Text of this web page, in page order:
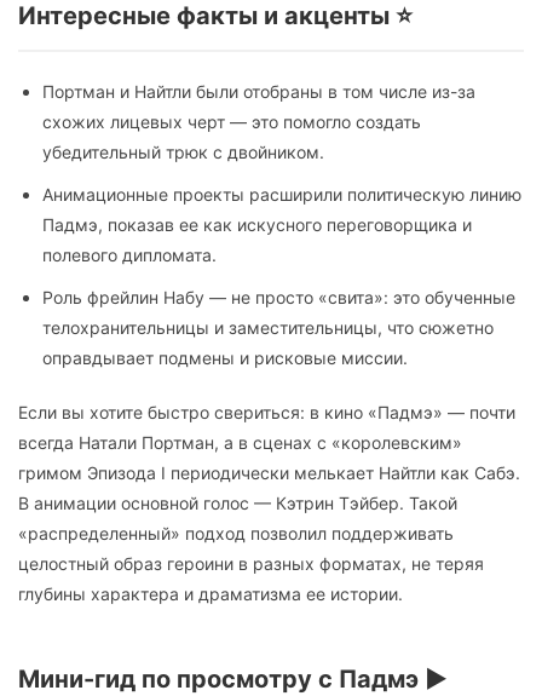
Интересные факты и акценты ⭐
Портман и Найтли были отобраны в том числе из-за
схожих лицевых черт — это помогло создать
убедительный трюк с двойником.
Анимационные проекты расширили политическую линию
Падмэ, показав ее как искусного переговорщика и
полевого дипломата.
Роль фрейлин Набу — не просто «свита»: это обученные
телохранительницы и заместительницы, что сюжетно
оправдывает подмены и рисковые миссии.
Если вы хотите быстро свериться: в кино «Падмэ» — почти
всегда Натали Портман, а в сценах с «королевским»
гримом Эпизода I периодически мелькает Найтли как Сабэ.
В анимации основной голос — Кэтрин Тэйбер. Такой
«распределенный» подход позволил поддерживать
целостный образ героини в разных форматах, не теряя
глубины характера и драматизма ее истории.
Мини-гид по просмотру с Падмэ ▶️